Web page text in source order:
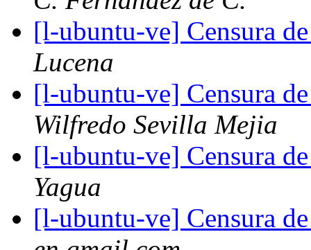
[l-ubuntu-ve] Censura
Lucena
[l-ubuntu-ve] Censura
Wilfredo Sevilla Mejia
[l-ubuntu-ve] Censura
Yagua
[l-ubuntu-ve] Censura